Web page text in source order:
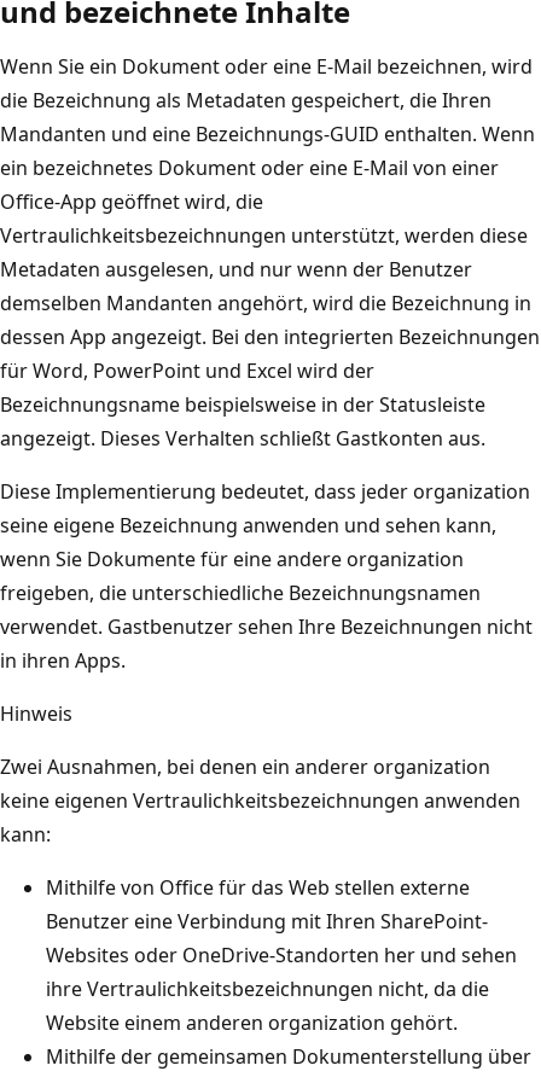
und bezeichnete Inhalte
Wenn Sie ein Dokument oder eine E-Mail bezeichnen, wird
die Bezeichnung als Metadaten gespeichert, die Ihren
Mandanten und eine Bezeichnungs-GUID enthalten. Wenn
ein bezeichnetes Dokument oder eine E-Mail von einer
Office-App geöffnet wird, die
Vertraulichkeitsbezeichnungen unterstützt, werden diese
Metadaten ausgelesen, und nur wenn der Benutzer
demselben Mandanten angehört, wird die Bezeichnung in
dessen App angezeigt. Bei den integrierten Bezeichnungen
für Word, PowerPoint und Excel wird der
Bezeichnungsname beispielsweise in der Statusleiste
angezeigt. Dieses Verhalten schließt Gastkonten aus.
Diese Implementierung bedeutet, dass jeder organization
seine eigene Bezeichnung anwenden und sehen kann,
wenn Sie Dokumente für eine andere organization
freigeben, die unterschiedliche Bezeichnungsnamen
verwendet. Gastbenutzer sehen Ihre Bezeichnungen nicht
in ihren Apps.
Hinweis
Zwei Ausnahmen, bei denen ein anderer organization
keine eigenen Vertraulichkeitsbezeichnungen anwenden
kann:
Mithilfe von Office für das Web stellen externe
Benutzer eine Verbindung mit Ihren SharePoint-
Websites oder OneDrive-Standorten her und sehen
ihre Vertraulichkeitsbezeichnungen nicht, da die
Website einem anderen organization gehört.
Mithilfe der gemeinsamen Dokumenterstellung über